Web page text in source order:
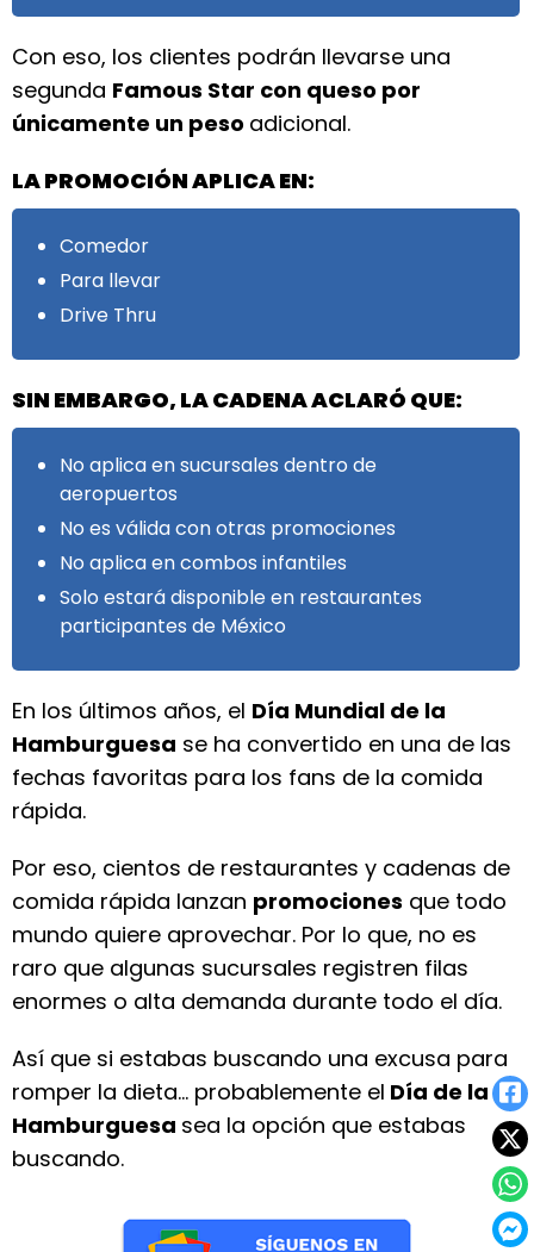
Con eso, los clientes podrán llevarse una
segunda Famous Star con queso por
únicamente un peso adicional.
LA PROMOCIÓN APLICA EN:
Comedor
Para llevar
Drive Thru
SIN EMBARGO, LA CADENA ACLARÓ QUE:
No aplica en sucursales dentro de
aeropuertos
No es válida con otras promociones
No aplica en combos infantiles
Solo estará disponible en restaurantes
participantes de México
En los últimos años, el Día Mundial de la
Hamburguesa se ha convertido en una de las
fechas favoritas para los fans de la comida
rápida.
Por eso, cientos de restaurantes y cadenas de
comida rápida lanzan promociones que todo
mundo quiere aprovechar. Por lo que, no es
raro que algunas sucursales registren filas
enormes o alta demanda durante todo el día.
Así que si estabas buscando una excusa para
romper la dieta… probablemente el Día de la
Hamburguesa sea la opción que estabas
buscando.